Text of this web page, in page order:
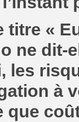
titre «
ne dit-
les
à
que